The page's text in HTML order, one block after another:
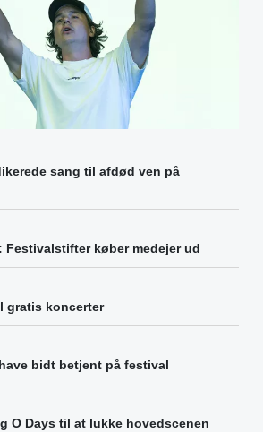
sang til afdød ven på
Festivalstifter køber medejer ud
gratis koncerter
bidt betjent på festival
O Days til at lukke hovedscenen